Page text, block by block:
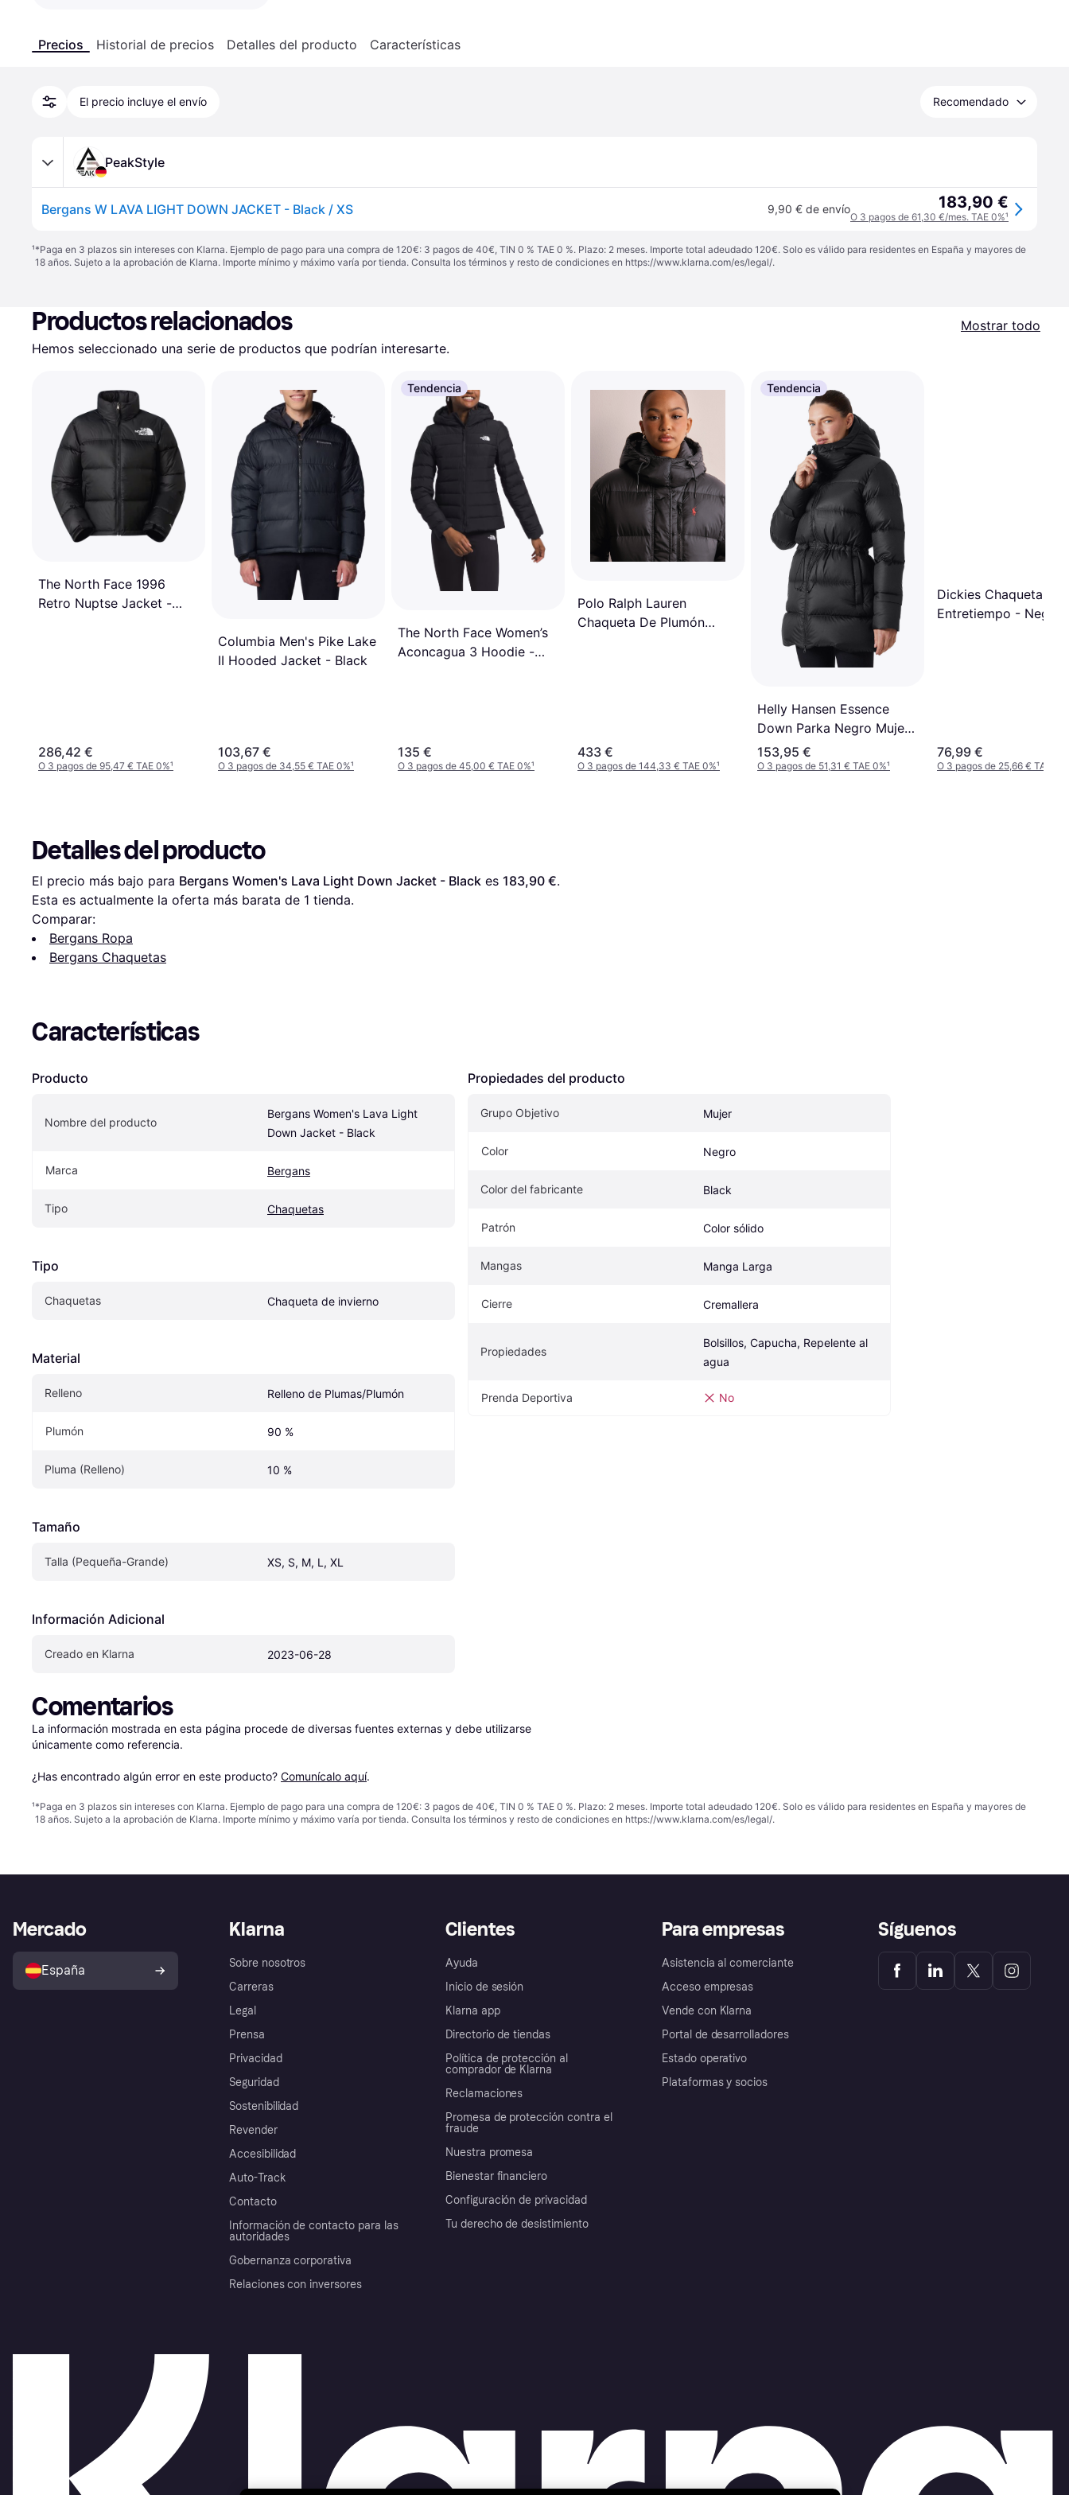
Precios Historial de precios Detalles del producto Características
El precio incluye el envío Recomendado
PeakStyle
Bergans W LAVA LIGHT DOWN JACKET - Black / XS 9,90 € de envío 183,90 €
O 3 pagos de 61,30 €/mes. TAE 0%¹
¹*Paga en 3 plazos sin intereses con Klarna. Ejemplo de pago para una compra de 120€: 3 pagos de 40€, TIN 0 % TAE 0 %. Plazo: 2 meses. Importe total adeudado 120€. Solo es válido para residentes en España y mayores de
18 años. Sujeto a la aprobación de Klarna. Importe mínimo y máximo varía por tienda. Consulta los términos y resto de condiciones en https://www.klarna.com/es/legal/.
Productos relacionados
Mostrar todo
Hemos seleccionado una serie de productos que podrían interesarte.
The North Face 1996
Retro Nuptse Jacket -
286,42 €
O 3 pagos de 95,47 € TAE 0%¹
Columbia Men's Pike Lake
II Hooded Jacket - Black
103,67 €
O 3 pagos de 34,55 € TAE 0%¹
Tendencia
The North Face Women’s
Aconcagua 3 Hoodie -
135 €
O 3 pagos de 45,00 € TAE 0%¹
Polo Ralph Lauren
Chaqueta De Plumón
433 €
O 3 pagos de 144,33 € TAE 0%¹
Tendencia
Helly Hansen Essence
Down Parka Negro Mujer
- Black
153,95 €
O 3 pagos de 51,31 € TAE 0%¹
Dickies Chaqueta De
Entretiempo - Negro
76,99 €
O 3 pagos de 25,66 € TAE 0%
Detalles del producto
El precio más bajo para Bergans Women's Lava Light Down Jacket - Black es 183,90 €.
Esta es actualmente la oferta más barata de 1 tienda.
Comparar:
Bergans Ropa
Bergans Chaquetas
Características
Producto
Nombre del producto
Bergans Women's Lava Light
Down Jacket - Black
Marca Bergans
Tipo Chaquetas
Tipo
Chaquetas Chaqueta de invierno
Material
Relleno Relleno de Plumas/Plumón
Plumón 90 %
Pluma (Relleno) 10 %
Tamaño
Talla (Pequeña-Grande) XS, S, M, L, XL
Información Adicional
Creado en Klarna 2023-06-28
Propiedades del producto
Grupo Objetivo Mujer
Color Negro
Color del fabricante Black
Patrón Color sólido
Mangas Manga Larga
Cierre Cremallera
Propiedades
Bolsillos, Capucha, Repelente al
agua
Prenda Deportiva No
Comentarios
La información mostrada en esta página procede de diversas fuentes externas y debe utilizarse
únicamente como referencia.
¿Has encontrado algún error en este producto? Comunícalo aquí.
¹*Paga en 3 plazos sin intereses con Klarna. Ejemplo de pago para una compra de 120€: 3 pagos de 40€, TIN 0 % TAE 0 %. Plazo: 2 meses. Importe total adeudado 120€. Solo es válido para residentes en España y mayores de
18 años. Sujeto a la aprobación de Klarna. Importe mínimo y máximo varía por tienda. Consulta los términos y resto de condiciones en https://www.klarna.com/es/legal/.
Klarna
Sobre nosotros
Carreras
Legal
Prensa
Privacidad
Seguridad
Sostenibilidad
Revender
Accesibilidad
Auto-Track
Contacto
Información de contacto para las
autoridades
Gobernanza corporativa
Relaciones con inversores
Clientes
Ayuda
Inicio de sesión
Klarna app
Directorio de tiendas
Política de protección al
comprador de Klarna
Reclamaciones
Promesa de protección contra el
fraude
Nuestra promesa
Bienestar financiero
Configuración de privacidad
Tu derecho de desistimiento
Para empresas
Asistencia al comerciante
Acceso empresas
Vende con Klarna
Portal de desarrolladores
Estado operativo
Plataformas y socios
Mercado
España
Síguenos